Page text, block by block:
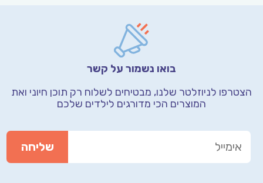
בואו נשמור על קשר
הצטרפו לניוזלטר שלנו, מבטיחים לשלוח רק תוכן חיוני ואת
המוצרים הכי מדורגים לילדים שלכם